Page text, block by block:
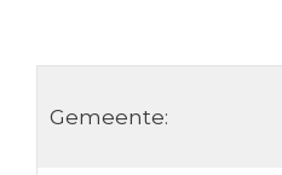
Gemeente: